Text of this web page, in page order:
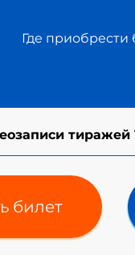
Где приобрести
тиражей
билет